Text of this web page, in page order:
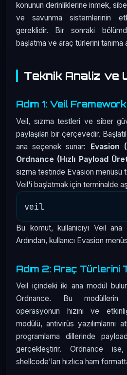
konunun derinliklerine inmek,
ve savunma sistemlerinin
gereklidir. Bir sonraki
başlatma ve araç türlerini tanıma
Teknik Analiz ve
Adım 1: Veil
Veil, sızma testleri ve siber
paylaşılan bir çerçevedir.
ana seçenek sunar: Evasion
Ordnance (Hızlı Payload
sızma testinde Evasion menüsü
Veil'i başlatmak için terminalde
Bu komut, kullanıcıyı Veil
Ardından, kullanıcı Evasion
Adım 2: Araç Türlerini
Veil içindeki iki ana modül
Ordnance. Bu modüllerin
operasyonun hızını ve
modülü, antivirüs yazılımlarını
programlama dillerinde
gerçekleştirir. Ordnance
shellcode'ları hızlıca ham